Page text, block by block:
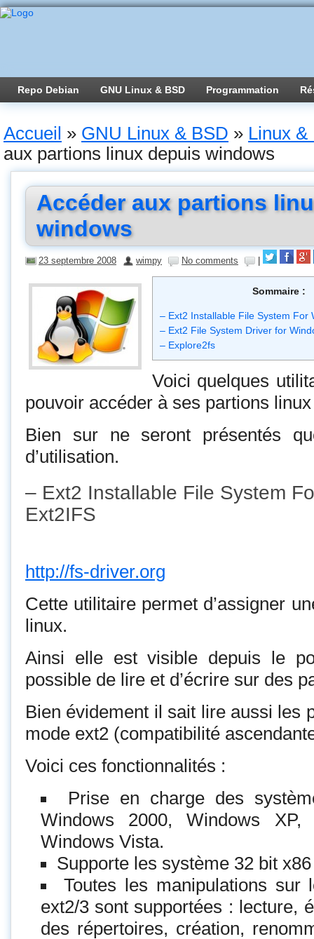
Repo Debian GNU Linux & BSD Programmation
Accueil » GNU Linux & BSD » Linux &
aux partions linux depuis windows
Accéder aux partions
windows
23 septembre 2008 wimpy No comments
Sommaire :
– Ext2 Installable File System For
– Ext2 File System Driver for
– Explore2fs
Voici quelques
pouvoir accéder à ses partions
Bien sur ne seront présentés
d’utilisation.
– Ext2 Installable File System
Ext2IFS
http://fs-driver.org
Cette utilitaire permet d’assigner
linux.
Ainsi elle est visible depuis le
possible de lire et d’écrire sur des
Bien évidement il sait lire aussi les
mode ext2 (compatibilité
Voici ces fonctionnalités :
Prise en charge des
Windows 2000, Windows
Windows Vista.
Supporte les système 32 bit
Toutes les manipulations sur
ext2/3 sont supportées : lecture,
des répertoires, création,